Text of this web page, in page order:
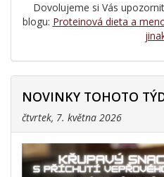
Dovolujeme si Vás
blogu: Proteinová dieta a
NOVINKY TOHOTO
čtvrtek, 7. května 2026